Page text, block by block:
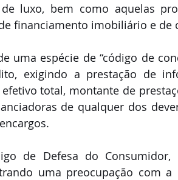
luxo, bem como aquelas
financiamento imobiliário e de
uma espécie de “código de
exigindo a prestação de
total, montante de
de qualquer dos
de Defesa do Consumidor,
uma preocupação com a